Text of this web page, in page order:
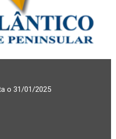
o 31/01/2025